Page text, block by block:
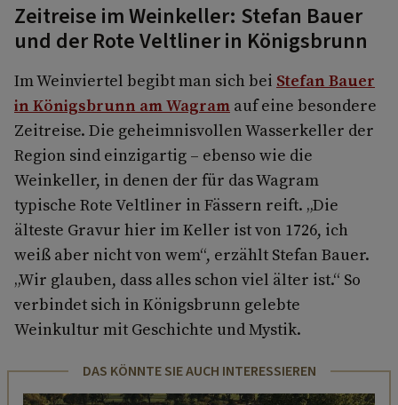
Zeitreise im Weinkeller: Stefan Bauer
und der Rote Veltliner in Königsbrunn
Im Weinviertel begibt man sich bei Stefan Bauer
in Königsbrunn am Wagram auf eine besondere
Zeitreise. Die geheimnisvollen Wasserkeller der
Region sind einzigartig – ebenso wie die
Weinkeller, in denen der für das Wagram
typische Rote Veltliner in Fässern reift. „Die
älteste Gravur hier im Keller ist von 1726, ich
weiß aber nicht von wem“, erzählt Stefan Bauer.
„Wir glauben, dass alles schon viel älter ist.“ So
verbindet sich in Königsbrunn gelebte
Weinkultur mit Geschichte und Mystik.
DAS KÖNNTE SIE AUCH INTERESSIEREN